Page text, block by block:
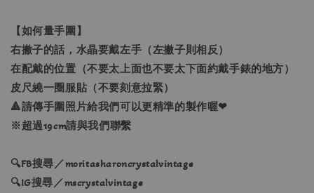
【如何量手圍】
右撇子的話，水晶要戴左手（左撇子則相反）
在配戴的位置（不要太上面也不要太下面約戴手錶的地方）
皮尺繞一圈服貼（不要刻意拉緊）
🔺請傳手圍照片給我們可以更精準的製作喔❤
※超過19cm請與我們聯繫
🔍FB搜尋／moritasharoncrystalvintage
🔍IG搜尋／mscrystalvintage